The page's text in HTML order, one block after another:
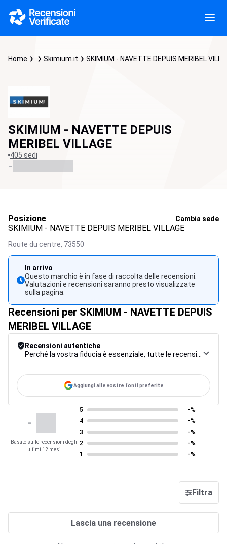
Home Skimium.it SKIMIUM - NAVETTE DEPUIS MERIBEL
SKIMIUM - NAVETTE DEPUIS
MERIBEL VILLAGE
405 sedi
-
Posizione Cambia sede
SKIMIUM - NAVETTE DEPUIS MERIBEL VILLAGE
Route du centre, 73550
In arrivo
Questo marchio è in fase di raccolta delle recensioni.
Valutazioni e recensioni saranno presto visualizzate
sulla pagina.
Recensioni per SKIMIUM - NAVETTE DEPUIS
MERIBEL VILLAGE
Recensioni autentiche
Aggiungi alle vostre fonti preferite
-
Basato sulle recensioni degli
ultimi 12 mesi
5
-%
4
-%
3
-%
2
-%
1
-%
Filtra
Lascia una recensione